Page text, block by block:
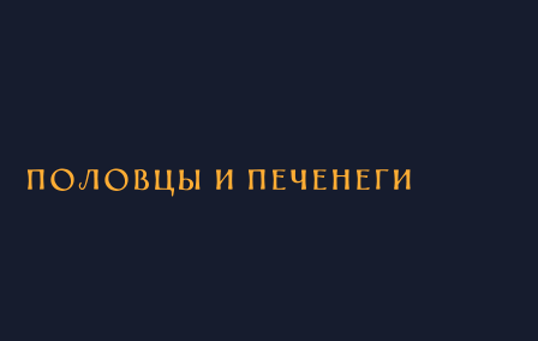
Половцы и печенеги